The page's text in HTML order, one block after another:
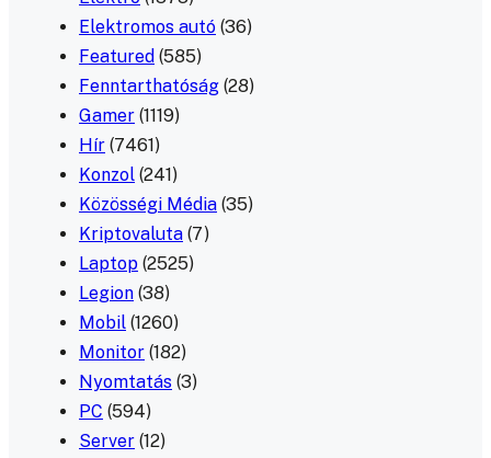
Elektromos autó (36)
Featured (585)
Fenntarthatóság (28)
Gamer (1119)
Hír (7461)
Konzol (241)
Közösségi Média (35)
Kriptovaluta (7)
Laptop (2525)
Legion (38)
Mobil (1260)
Monitor (182)
Nyomtatás (3)
PC (594)
Server (12)